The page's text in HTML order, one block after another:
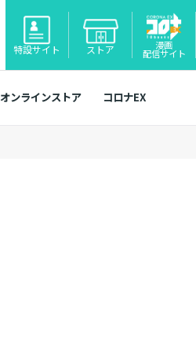
特設サイト ストア 漫画
配信サイト
オンラインストア コロナEX